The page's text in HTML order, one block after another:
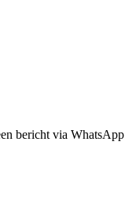
bericht via WhatsApp